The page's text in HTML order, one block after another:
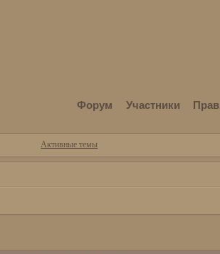
Форум Участники
Активные темы